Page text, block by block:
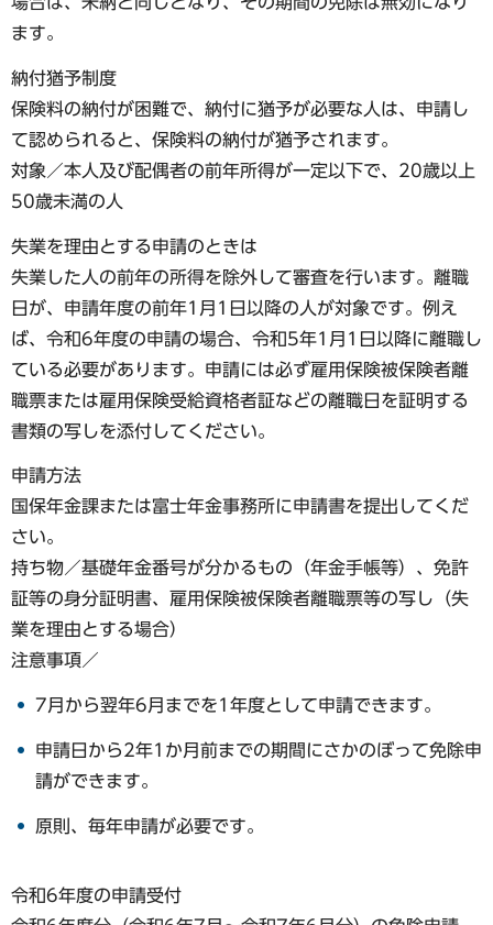
ます。
納付猶予制度
保険料の納付が困難で、納付に猶予が必要な人は、申請し
て認められると、保険料の納付が猶予されます。
対象／本人及び配偶者の前年所得が一定以下で、20歳以上
50歳未満の人
失業を理由とする申請のときは
失業した人の前年の所得を除外して審査を行います。離職
日が、申請年度の前年1月1日以降の人が対象です。例え
ば、令和6年度の申請の場合、令和5年1月1日以降に離職し
ている必要があります。申請には必ず雇用保険被保険者離
職票または雇用保険受給資格者証などの離職日を証明する
書類の写しを添付してください。
申請方法
国保年金課または富士年金事務所に申請書を提出してくだ
さい。
持ち物／基礎年金番号が分かるもの（年金手帳等）、免許
証等の身分証明書、雇用保険被保険者離職票等の写し（失
業を理由とする場合）
注意事項／
7月から翌年6月までを1年度として申請できます。
申請日から2年1か月前までの期間にさかのぼって免除申
請ができます。
原則、毎年申請が必要です。
令和6年度の申請受付